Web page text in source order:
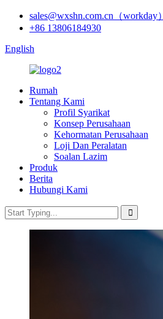
sales@wxshn.com.cn（workday）
+86 13806184930
English
Rumah
Tentang Kami
Profil Syarikat
Konsep Perusahaan
Kehormatan Perusahaan
Loji Dan Peralatan
Soalan Lazim
Produk
Berita
Hubungi Kami